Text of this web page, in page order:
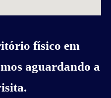
físico em
aguardando a